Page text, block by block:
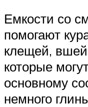
Емкости со
помогают
клещей, вшей
которые
основному
немного